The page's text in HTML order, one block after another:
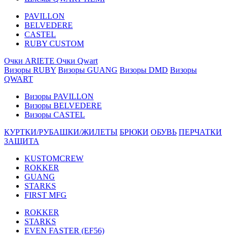
PAVILLON
BELVEDERE
CASTEL
RUBY CUSTOM
Очки ARIETE Очки Qwart
Визоры RUBY Визоры GUANG Визоры DMD Визоры
QWART
Визоры PAVILLON
Визоры BELVEDERE
Визоры CASTEL
КУРТКИ/РУБАШКИ/ЖИЛЕТЫ БРЮКИ ОБУВЬ ПЕРЧАТКИ
ЗАЩИТА
KUSTOMCREW
ROKKER
GUANG
STARKS
FIRST MFG
ROKKER
STARKS
EVEN FASTER (EF56)